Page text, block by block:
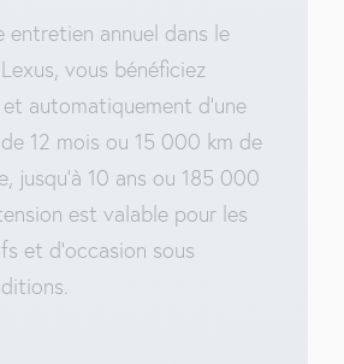
entretien annuel dans le
vous bénéficiez
automatiquement d’une
12 mois ou 15 000 km de
jusqu’à 10 ans ou 185 000
est valable pour les
et d’occasion sous